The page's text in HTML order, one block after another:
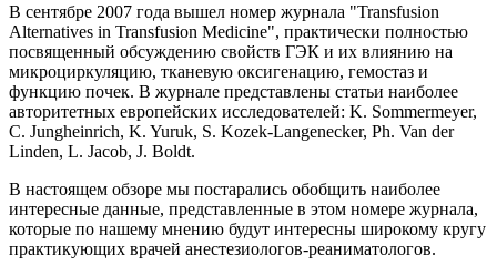
В сентябре 2007 года вышел номер журнала "Transfusion
Alternatives in Transfusion Medicine", практически полностью
посвященный обсуждению свойств ГЭК и их влиянию на
микроциркуляцию, тканевую оксигенацию, гемостаз и
функцию почек. В журнале представлены статьи наиболее
авторитетных европейских исследователей: K. Sommermeyer,
C. Jungheinrich, K. Yuruk, S. Kozek-Langenecker, Ph. Van der
Linden, L. Jacob, J. Boldt.
В настоящем обзоре мы постарались обобщить наиболее
интересные данные, представленные в этом номере журнала,
которые по нашему мнению будут интересны широкому кругу
практикующих врачей анестезиологов-реаниматологов.